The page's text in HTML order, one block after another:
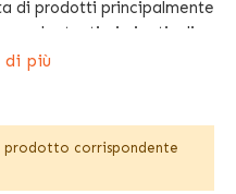
di prodotti principalmente
anche tantissimi articoli
le età. Thuasne offre
trovare anche
una mobilità ridotta, come
di più
corrispondente